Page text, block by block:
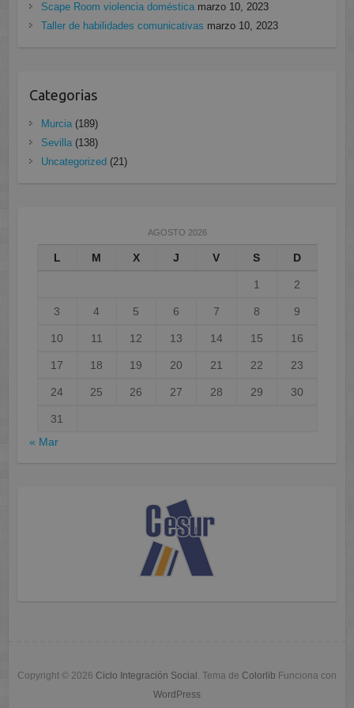
Scape Room violencia doméstica marzo 10, 2023
Taller de habilidades comunicativas marzo 10, 2023
Categorias
Murcia(189)
Sevilla(138)
Uncategorized (21)
AGOSTO 2026
L M X J V S D
1 2
3 4 5 6 7 8 9
10 11 12 13 14 15 16
17 18 19 20 21 22 23
24 25 26 27 28 29 30
31
« Mar
Copyright © 2026 Ciclo Integración Social . Tema de Colorlib Funciona con
WordPress